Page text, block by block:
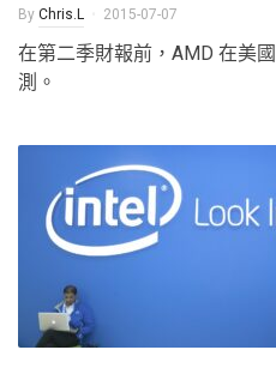
By Chris.L 2015-07-07
在第二季財報前，AMD 在美
測。